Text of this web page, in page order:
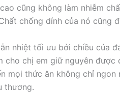
cũng không làm nhiễm
chống dính của nó cũng
nhiệt tối ưu bởi chiều của
cho chị em giữ nguyên
mọi thức ăn không chỉ
thương.